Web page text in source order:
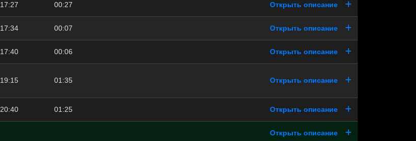
17:27 00:27 Открыть описание
17:34 00:07 Открыть описание
17:40 00:06 Открыть описание
19:15 01:35 Открыть описание
20:40 01:25 Открыть описание
Открыть описание